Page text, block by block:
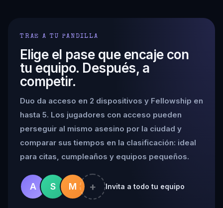
TRAE A TU PANDILLA
Elige el pase que encaje con
tu equipo. Después, a
competir.
Duo da acceso en 2 dispositivos y Fellowship en
hasta 5. Los jugadores con acceso pueden
perseguir al mismo asesino por la ciudad y
comparar sus tiempos en la clasificación: ideal
para citas, cumpleaños y equipos pequeños.
A S M + Invita a todo tu equipo